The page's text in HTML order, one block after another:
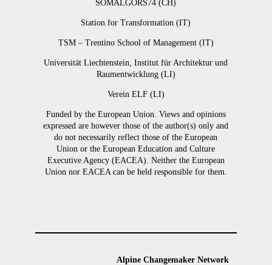
SOMALGORS74 (CH)
Station for Transformation (IT)
TSM – Trentino School of Management (IT)
Universität Liechtenstein, Institut für Architektur und
Raumentwicklung (LI)
Verein ELF (LI)
Funded by the European Union. Views and opinions
expressed are however those of the author(s) only and
do not necessarily reflect those of the European
Union or the European Education and Culture
Executive Agency (EACEA). Neither the European
Union nor EACEA can be held responsible for them.
Alpine Changemaker Network